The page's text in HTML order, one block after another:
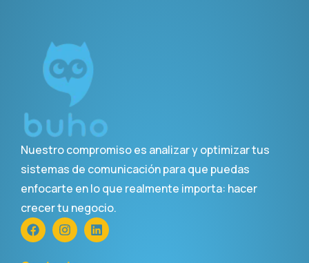
Nuestro compromiso es analizar y optimizar tus
sistemas de comunicación para que puedas
enfocarte en lo que realmente importa: hacer
crecer tu negocio.